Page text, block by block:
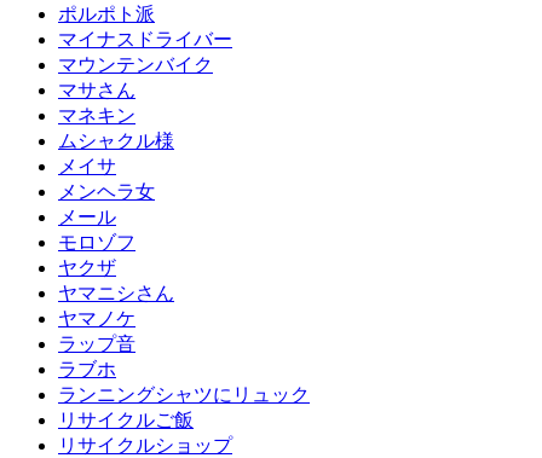
ポルポト派
マイナスドライバー
マウンテンバイク
マサさん
マネキン
ムシャクル様
メイサ
メンヘラ女
メール
モロゾフ
ヤクザ
ヤマニシさん
ヤマノケ
ラップ音
ラブホ
ランニングシャツにリュック
リサイクルご飯
リサイクルショップ